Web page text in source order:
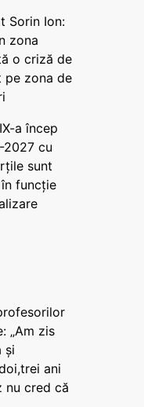
Sorin Ion:
zona
o criză de
pe zona de
a încep
cu
sunt
funcție
„Am zis
și
ani
nu cred că